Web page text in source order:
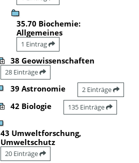
35.70 Biochemie:
Allgemeines
1 Eintrag
38 Geowissenschaften
28 Einträge
39 Astronomie 2 Einträge
42 Biologie 135 Einträge
43 Umweltforschung,
Umweltschutz
20 Einträge